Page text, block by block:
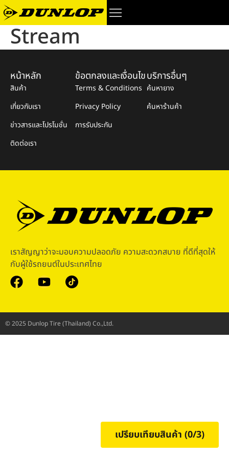
Stream
© 2025 Dunlop Tire (Thailand) Co.,Ltd.
เราสัญญาว่าจะมอบความปลอดภัย ความสะดวกสบาย ที่ดีที่สุดให้
กับผู้ใช้รถยนต์ในประเทศไทย
หน้าหลัก
สินค้า
เกี่ยวกับเรา
ข่าวสารและโปรโมชั่น
ติดต่อเรา
ข้อตกลงและเงื่อนไข
Terms & Conditions
Privacy Policy
การรับประกัน
บริการอื่นๆ
ค้นหายาง
ค้นหาร้านค้า
เปรียบเทียบสินค้า (0/3)